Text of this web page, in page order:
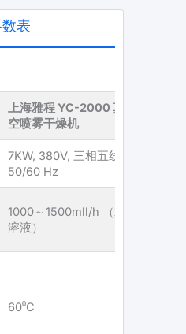
表
上海雅程YC-2000 真
空喷雾干燥机
7KW, 380V, 三相五线,
50/60 Hz
1000～1500mll/h （水
溶液）
60⁰C